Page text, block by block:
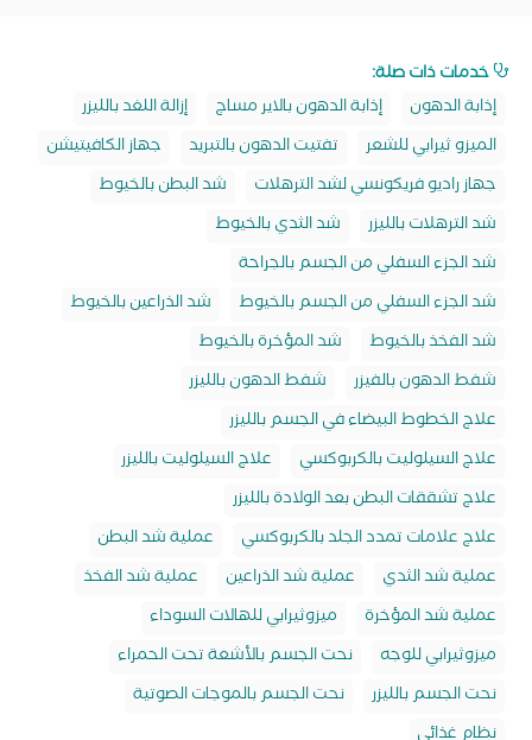
خدمات ذات صلة:
إذابة الدهون
إذابة الدهون بالاير مساج
إزالة اللغد بالليزر
الميزو ثيرابي للشعر
تفتيت الدهون بالتبريد
جهاز الكافيتيشن
جهاز راديو فريكونسي لشد الترهلات
شد البطن بالخيوط
شد الترهلات بالليزر
شد الثدي بالخيوط
شد الجزء السفلي من الجسم بالجراحة
شد الجزء السفلي من الجسم بالخيوط
شد الذراعين بالخيوط
شد الفخذ بالخيوط
شد المؤخرة بالخيوط
شفط الدهون بالفيزر
شفط الدهون بالليزر
علاج الخطوط البيضاء في الجسم بالليزر
علاج السيلوليت بالكربوكسي
علاج السيلوليت بالليزر
علاج تشققات البطن بعد الولادة بالليزر
علاج علامات تمدد الجلد بالكربوكسي
عملية شد البطن
عملية شد الثدي
عملية شد الذراعين
عملية شد الفخذ
عملية شد المؤخرة
ميزوثيرابي للهالات السوداء
ميزوثيرابي للوجه
نحت الجسم بالأشعة تحت الحمراء
نحت الجسم بالليزر
نحت الجسم بالموجات الصوتية